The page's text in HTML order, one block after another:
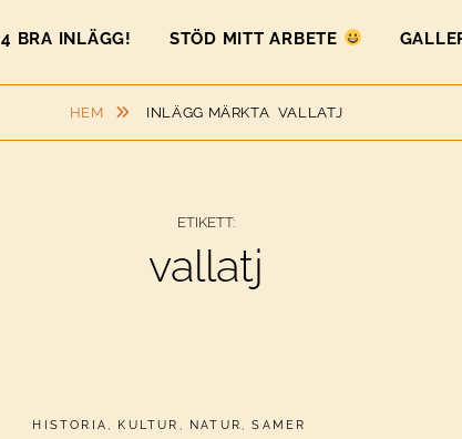
4 BRA INLÄGG! STÖD MITT ARBETE
HEM INLÄGG MÄRKTA VALLATJ
ETIKETT:
vallatj
CATEGORIES:
HISTORIA , KULTUR , NATUR ,SAMER